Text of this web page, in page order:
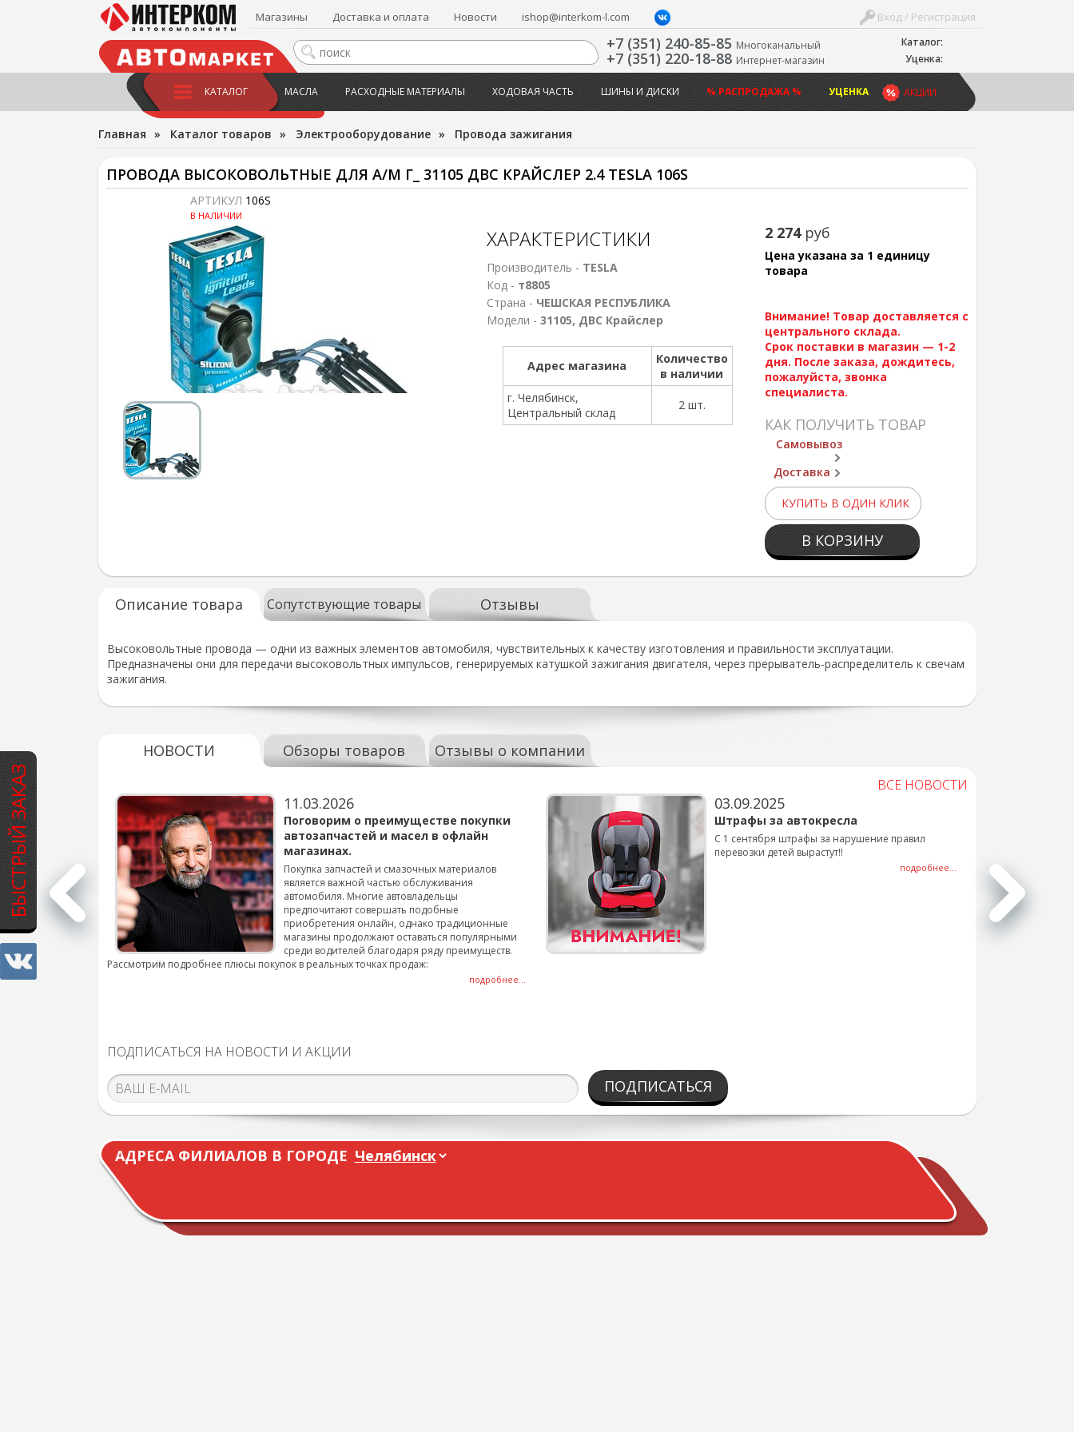
БЫСТРЫЙ ЗАКАЗ
Каталог:
Уценка:
Вход / Регистрация
Магазины Доставка и оплата Новости ishop@interkom-l.com
+7 (351) 240-85-85 Многоканальный
+7 (351) 220-18-88 Интернет-магазин
АКЦИИ
КАТАЛОГ МАСЛА РАСХОДНЫЕ МАТЕРИАЛЫ ХОДОВАЯ ЧАСТЬ ШИНЫ И ДИСКИ % РАСПРОДАЖА % УЦЕНКА
Главная » Каталог товаров » Электрооборудование » Провода зажигания
ПРОВОДА ВЫСОКОВОЛЬТНЫЕ ДЛЯ А/М Г_ 31105 ДВС КРАЙСЛЕР 2.4 TESLA 106S
АРТИКУЛ 106S
В НАЛИЧИИ
2 274 руб
Цена указана за 1 единицу
товара
Внимание! Товар доставляется с
центрального склада.
Срок поставки в магазин — 1-2
дня. После заказа, дождитесь,
пожалуйста, звонка
специалиста.
КАК ПОЛУЧИТЬ ТОВАР
Самовывоз
Доставка
КУПИТЬ В ОДИН КЛИК
В КОРЗИНУ
ХАРАКТЕРИСТИКИ
Производитель - TESLA
Код - т8805
Страна - ЧЕШСКАЯ РЕСПУБЛИКА
Модели - 31105, ДВС Крайслер
Адрес магазина
Количество
в наличии
г. Челябинск,
Центральный склад
2 шт.
Описание товара Сопутствующие товары Отзывы
Высоковольтные провода — одни из важных элементов автомобиля, чувствительных к качеству изготовления и правильности эксплуатации.
Предназначены они для передачи высоковольтных импульсов, генерируемых катушкой зажигания двигателя, через прерыватель-распределитель к свечам
зажигания.
НОВОСТИ Обзоры товаров Отзывы о компании
ВСЕ НОВОСТИ
для
смены шин на
подробнее...
11.03.2026
Поговорим о преимуществе покупки
автозапчастей и масел в офлайн
магазинах.
Покупка запчастей и смазочных материалов
является важной частью обслуживания
автомобиля. Многие автовладельцы
предпочитают совершать подобные
приобретения онлайн, однако традиционные
магазины продолжают оставаться популярными
среди водителей благодаря ряду преимуществ.
Рассмотрим подробнее плюсы покупок в реальных точках продаж:
подробнее...
03.09.2025
Штрафы за автокресла
С 1 сентября штрафы за нарушение правил
перевозки детей вырастут!!
подробнее...
ПОДПИСАТЬСЯ НА НОВОСТИ И АКЦИИ
ПОДПИСАТЬСЯ
АДРЕСА ФИЛИАЛОВ В ГОРОДЕ